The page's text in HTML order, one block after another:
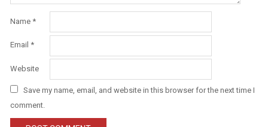
Name *
Email *
Website
Save my name, email, and website in this browser for the next time I
comment.